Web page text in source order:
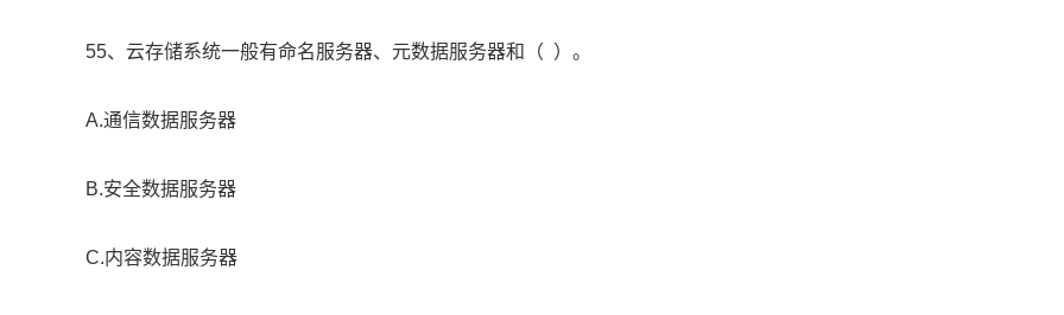
55、云存储系统一般有命名服务器、元数据服务器和（ ）。
A.通信数据服务器
B.安全数据服务器
C.内容数据服务器